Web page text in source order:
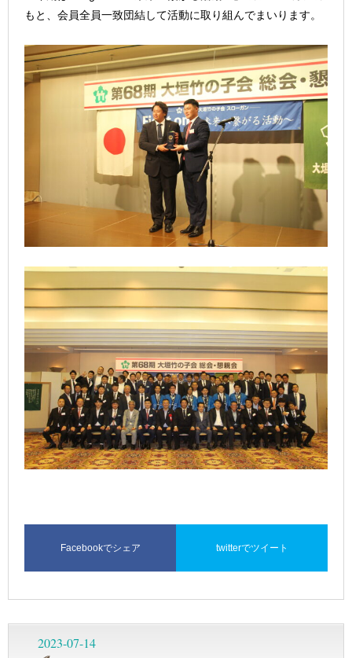
もと、会員全員一致団結して活動に取り組んでまいります。
Facebookでシェア twitterでツイート
2023-07-14